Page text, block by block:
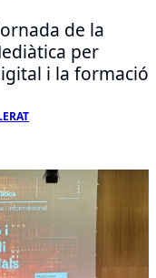
de la
per
i la formació